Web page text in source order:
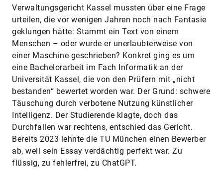
Verwaltungsgericht Kassel mussten über eine Frage
urteilen, die vor wenigen Jahren noch nach Fantasie
geklungen hätte: Stammt ein Text von einem
Menschen – oder wurde er unerlaubterweise von
einer Maschine geschrieben? Konkret ging es um
eine Bachelorarbeit im Fach Informatik an der
Universität Kassel, die von den Prüfern mit „nicht
bestanden“ bewertet worden war. Der Grund: schwere
Täuschung durch verbotene Nutzung künstlicher
Intelligenz. Der Studierende klagte, doch das
Durchfallen war rechtens, entschied das Gericht.
Bereits 2023 lehnte die TU München einen Bewerber
ab, weil sein Essay verdächtig perfekt war. Zu
flüssig, zu fehlerfrei, zu ChatGPT.